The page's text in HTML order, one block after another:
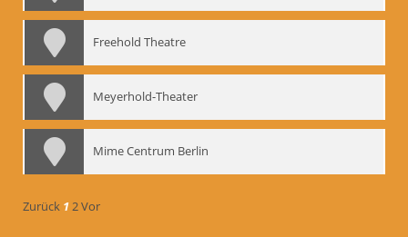
Freehold Theatre
Meyerhold-Theater
Mime Centrum Berlin
Zurück 12Vor